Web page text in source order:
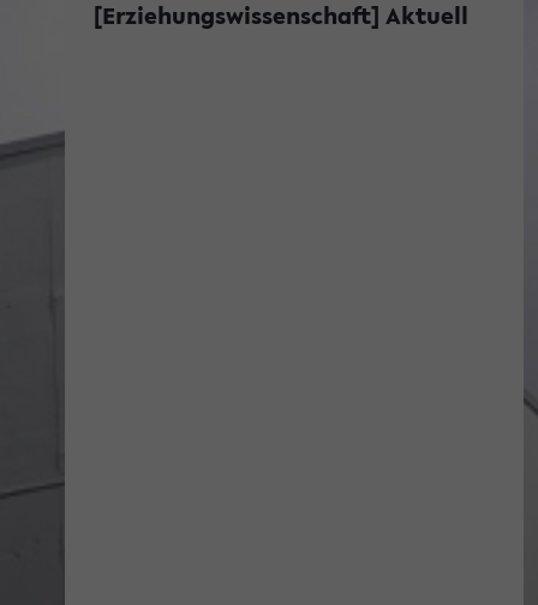
[Erziehungswissenschaft] Aktuell